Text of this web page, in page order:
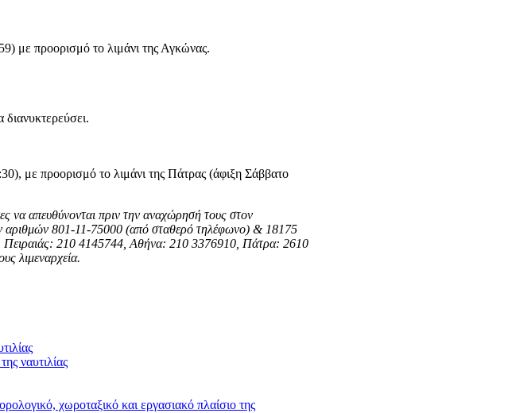
με προορισμό τo λιμάνι της Αγκώνας.
με προορισμό το λιμάνι της Πάτρας (άφιξη Σάββατο
να απευθύνονται πριν την αναχώρησή τους στον
801-11-75000 (από σταθερό τηλέφωνο) & 18175
Πειραιάς: 210 4145744, Αθήνα: 210 3376910, Πάτρα: 2610
λιμεναρχεία.
ναυτιλίας